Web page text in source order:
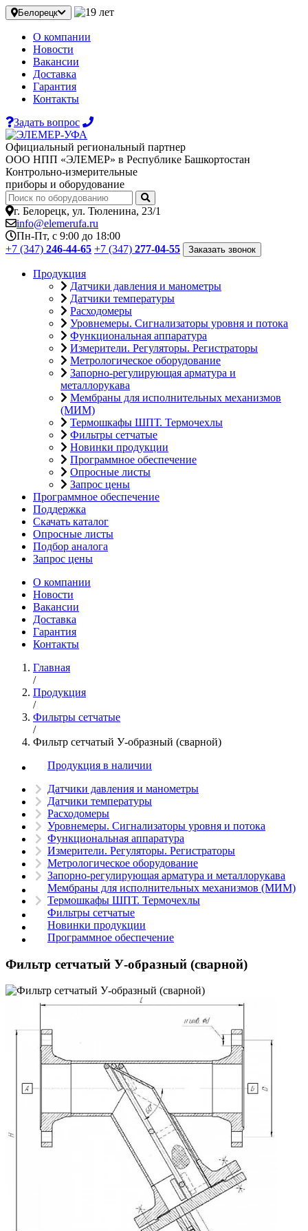
Белорецк
О компании
Новости
Вакансии
Доставка
Гарантия
Контакты
Задать вопрос
Официальный региональный партнер
ООО НПП «ЭЛЕМЕР» в Республике Башкортостан
Контрольно-измерительные
приборы и оборудование
г. Белорецк, ул. Тюленина, 23/1
info@elemerufa.ru
Пн-Пт, с 9:00 до 18:00
+7 (347) 246-44-65 +7 (347) 277-04-55 Заказать звонок
Продукция
Датчики давления и манометры
Датчики температуры
Расходомеры
Уровнемеры. Сигнализаторы уровня и потока
Функциональная аппаратура
Измерители. Регуляторы. Регистраторы
Метрологическое оборудование
Запорно-регулирующая арматура и
металлорукава
Мембраны для исполнительных механизмов
(МИМ)
Термошкафы ШПТ. Термочехлы
Фильтры сетчатые
Новинки продукции
Программное обеспечение
Опросные листы
Запрос цены
Программное обеспечение
Поддержка
Скачать каталог
Опросные листы
Подбор аналога
Запрос цены
О компании
Новости
Вакансии
Доставка
Гарантия
Контакты
Главная
/
Продукция
/
Фильтры сетчатые
/
Фильтр сетчатый У-образный (сварной)
Продукция в наличии
Датчики давления и манометры
Датчики температуры
Расходомеры
Уровнемеры. Сигнализаторы уровня и потока
Функциональная аппаратура
Измерители. Регуляторы. Регистраторы
Метрологическое оборудование
Запорно-регулирующая арматура и металлорукава
Мембраны для исполнительных механизмов (МИМ)
Термошкафы ШПТ. Термочехлы
Фильтры сетчатые
Новинки продукции
Программное обеспечение
Фильтр сетчатый У-образный (сварной)